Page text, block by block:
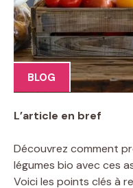
BLOG
L’article en bref
Découvrez comment
légumes bio avec ces
Voici les points clés à